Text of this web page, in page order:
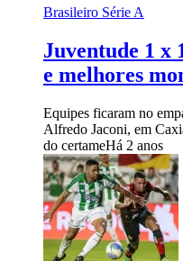
Brasileiro Série A
Juventude 1 x
e melhores
Equipes ficaram no
Alfredo Jaconi, em
do certameHá 2 anos